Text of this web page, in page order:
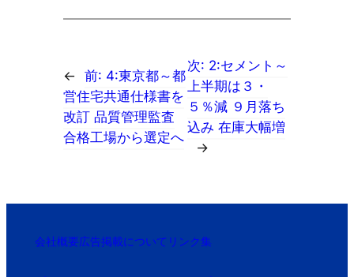
← 前: 4:東京都～都
営住宅共通仕様書を
改訂 品質管理監査
合格工場から選定へ
次: 2:セメント～
上半期は３・
５％減 ９月落ち
込み 在庫大幅増
→
会社概要広告掲載について リンク集